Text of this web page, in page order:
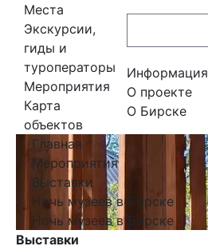
Места
Экскурсии,
гиды и
туроператоры
Мероприятия
Карта
объектов
Информация
О проекте
О Бирске
Главная
Мероприятия
Выставки
Ночь музеев в Бирске
Ночь музеев в Бирске
Выставки